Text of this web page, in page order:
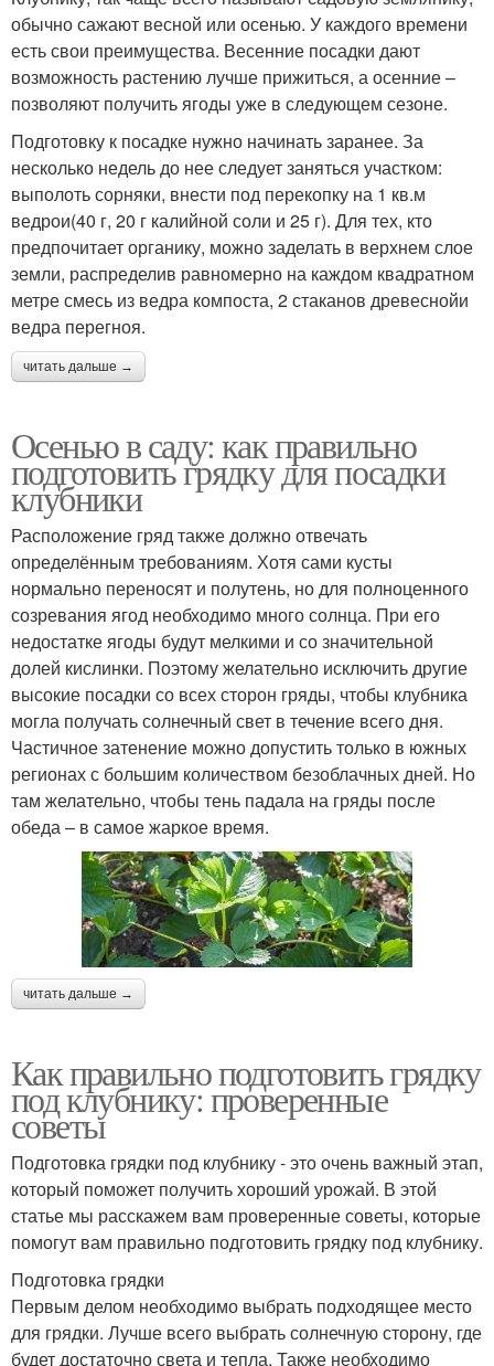
обычно сажают весной или осенью. У каждого времени
есть свои преимущества. Весенние посадки дают
возможность растению лучше прижиться, а осенние –
позволяют получить ягоды уже в следующем сезоне.
Подготовку к посадке нужно начинать заранее. За
несколько недель до нее следует заняться участком:
выполоть сорняки, внести под перекопку на 1 кв.м
ведрои(40 г, 20 г калийной соли и 25 г). Для тех, кто
предпочитает органику, можно заделать в верхнем слое
земли, распределив равномерно на каждом квадратном
метре смесь из ведра компоста, 2 стаканов древеснойи
ведра перегноя.
читать дальше →
Осенью в саду: как правильно
подготовить грядку для посадки
клубники
Расположение гряд также должно отвечать
определённым требованиям. Хотя сами кусты
нормально переносят и полутень, но для полноценного
созревания ягод необходимо много солнца. При его
недостатке ягоды будут мелкими и со значительной
долей кислинки. Поэтому желательно исключить другие
высокие посадки со всех сторон гряды, чтобы клубника
могла получать солнечный свет в течение всего дня.
Частичное затенение можно допустить только в южных
регионах с большим количеством безоблачных дней. Но
там желательно, чтобы тень падала на гряды после
обеда – в самое жаркое время.
читать дальше →
Как правильно подготовить грядку
под клубнику: проверенные
советы
Подготовка грядки под клубнику - это очень важный этап,
который поможет получить хороший урожай. В этой
статье мы расскажем вам проверенные советы, которые
помогут вам правильно подготовить грядку под клубнику.
Подготовка грядки
Первым делом необходимо выбрать подходящее место
для грядки. Лучше всего выбрать солнечную сторону, где
будет достаточно света и тепла. Также необходимо